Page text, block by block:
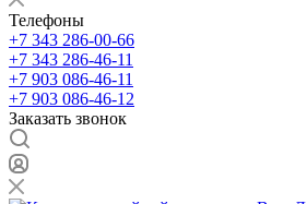
Телефоны
+7 343 286-00-66
+7 343 286-46-11
+7 903 086-46-11
+7 903 086-46-12
Заказать звонок